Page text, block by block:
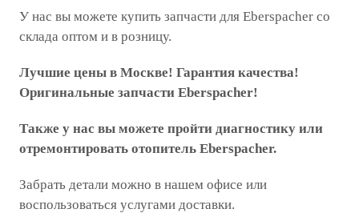
У нас вы можете купить запчасти для Eberspacher со
склада оптом и в розницу.
Лучшие цены в Москве! Гарантия качества!
Оригинальные запчасти Eberspacher!
Также у нас вы можете пройти диагностику или
отремонтировать отопитель Eberspacher.
Забрать детали можно в нашем офисе или
воспользоваться услугами доставки.